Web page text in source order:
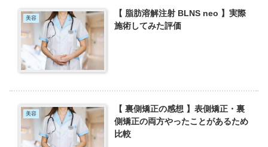
美容
【 脂肪溶解注射 BLNS neo 】実際
施術してみた評価
美容
【 裏側矯正の感想 】表側矯正・裏
側矯正の両方やったことがあるため
比較